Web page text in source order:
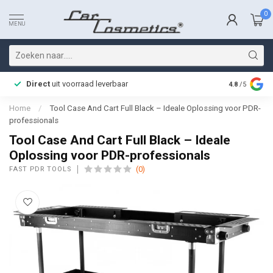
MENU
0
Direct uit voorraad leverbaar Snelle
4.8 /5
Home /
Tool Case And Cart Full Black – Ideale Oplossing voor PDR-
professionals
Tool Case And Cart Full Black – Ideale
Oplossing voor PDR-professionals
FAST PDR TOOLS (0)